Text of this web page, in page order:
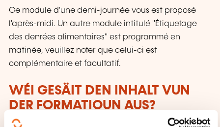
Ce module d'une demi-journée vous est proposé
l'après-midi. Un autre module intitulé "Étiquetage
des denrées alimentaires" est programmé en
matinée, veuillez noter que celui-ci est
complémentaire et facultatif.
WÉI GESÄIT DEN INHALT VUN
DER FORMATIOUN AUS?
Contenu